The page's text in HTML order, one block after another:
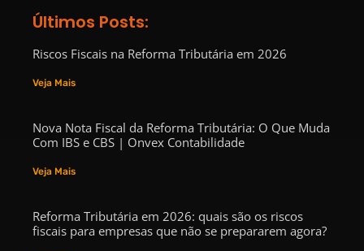
Últimos Posts:
Riscos Fiscais na Reforma Tributária em 2026
Veja Mais
Nova Nota Fiscal da Reforma Tributária: O Que Muda
Com IBS e CBS | Onvex Contabilidade
Veja Mais
Reforma Tributária em 2026: quais são os riscos
fiscais para empresas que não se prepararem agora?